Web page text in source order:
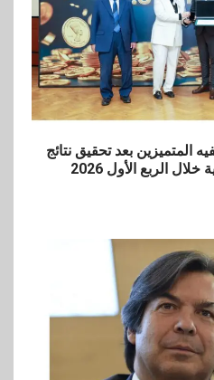
المتميزين بعد تحقيق نتائج
الربع الأول 2026